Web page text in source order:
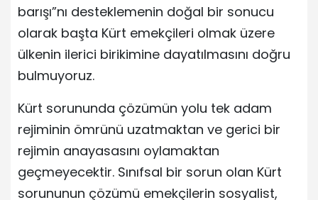
barışı”nı desteklemenin doğal bir sonucu
olarak başta Kürt emekçileri olmak üzere
ülkenin ilerici birikimine dayatılmasını doğru
bulmuyoruz.
Kürt sorununda çözümün yolu tek adam
rejiminin ömrünü uzatmaktan ve gerici bir
rejimin anayasasını oylamaktan
geçmeyecektir. Sınıfsal bir sorun olan Kürt
sorununun çözümü emekçilerin sosyalist,